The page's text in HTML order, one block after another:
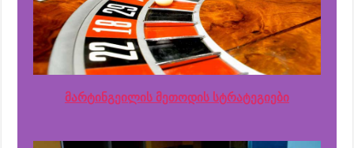
მარტინგეილის მეთოდის სტრატეგიები